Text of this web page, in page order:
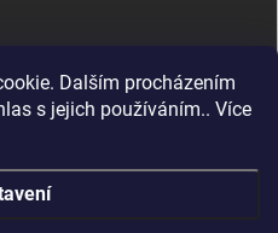
Dalším procházením
s jejich používáním.. Více